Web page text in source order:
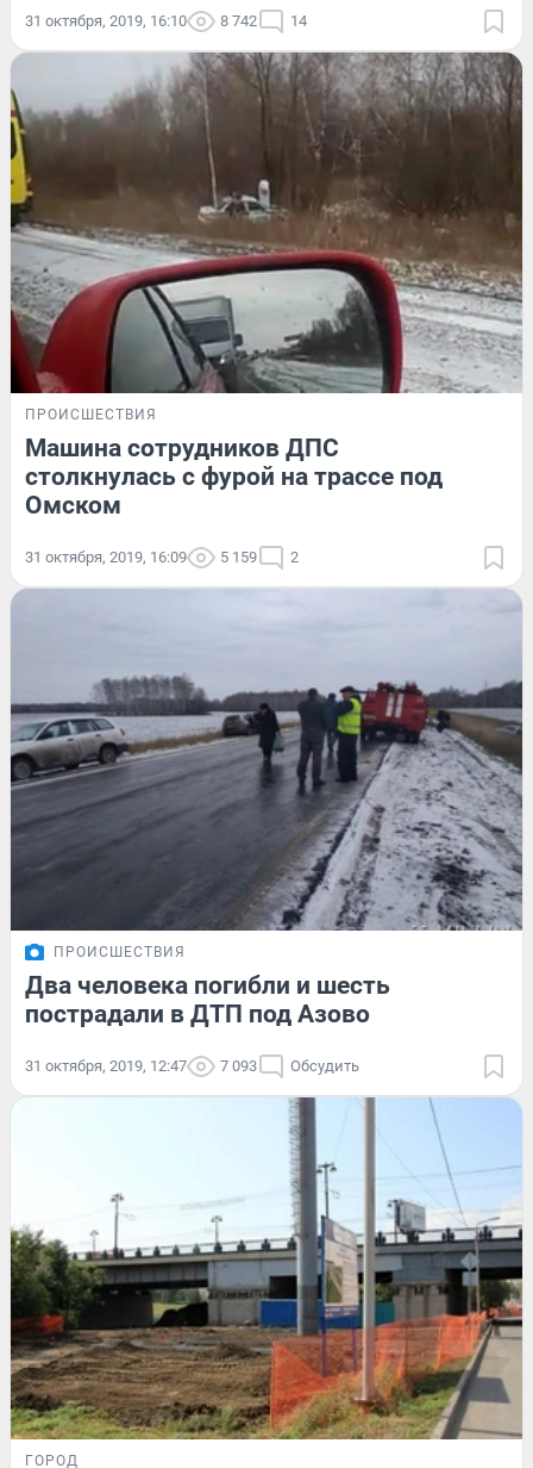
31 октября, 2019, 16:10 8 742 14
ПРОИСШЕСТВИЯ
Машина сотрудников ДПС
столкнулась с фурой на трассе под
Омском
31 октября, 2019, 16:09 5 159 2
ПРОИСШЕСТВИЯ
Два человека погибли и шесть
пострадали в ДТП под Азово
31 октября, 2019, 12:47 7 093 Обсудить
ГОРОД